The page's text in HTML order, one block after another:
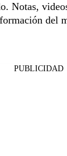
Notas,
del
PUBLICIDAD